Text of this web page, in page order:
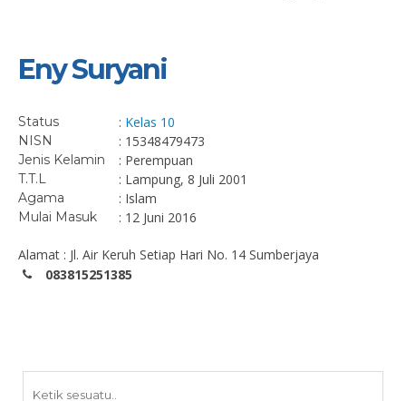
Eny Suryani
Status : Kelas 10
NISN : 15348479473
Jenis Kelamin : Perempuan
T.T.L : Lampung, 8 Juli 2001
Agama : Islam
Mulai Masuk : 12 Juni 2016
Alamat : Jl. Air Keruh Setiap Hari No. 14 Sumberjaya
083815251385